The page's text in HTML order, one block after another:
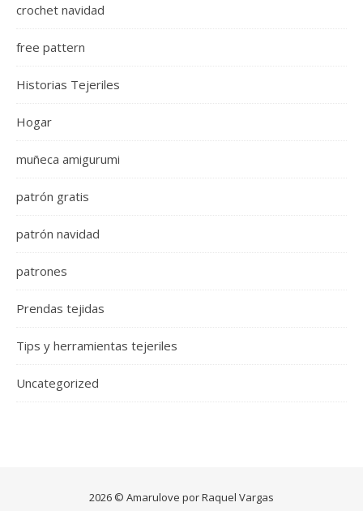
crochet navidad
free pattern
Historias Tejeriles
Hogar
muñeca amigurumi
patrón gratis
patrón navidad
patrones
Prendas tejidas
Tips y herramientas tejeriles
Uncategorized
2026 © Amarulove por Raquel Vargas